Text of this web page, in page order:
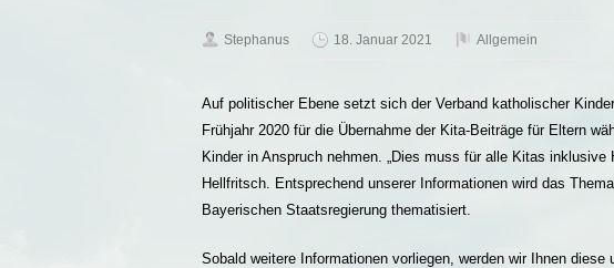
Stephanus 18. Januar 2021 Allgemein
Auf politischer Ebene setzt sich der Verband katholischer
Frühjahr 2020 für die Übernahme der Kita-Beiträge für Eltern
Kinder in Anspruch nehmen. „Dies muss für alle Kitas
Hellfritsch. Entsprechend unserer Informationen wird das
Bayerischen Staatsregierung thematisiert.
Sobald weitere Informationen vorliegen, werden wir Ihnen diese